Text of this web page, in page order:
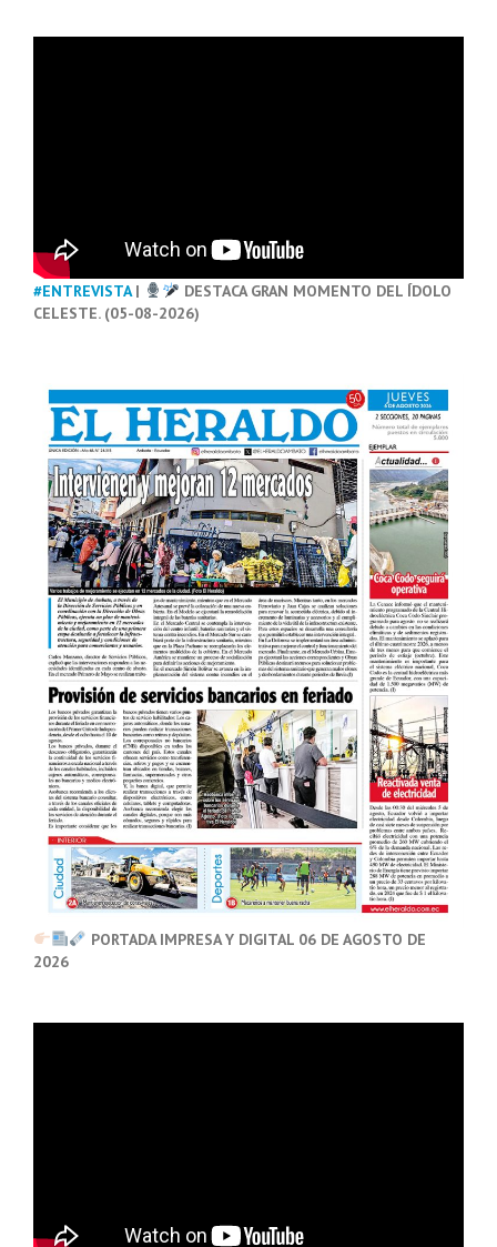
#ENTREVISTA|
DESTACA GRAN MOMENTO DEL ÍDOLO
CELESTE. (05-08-2026)
PORTADA IMPRESA Y DIGITAL 06 DE AGOSTO DE
2026